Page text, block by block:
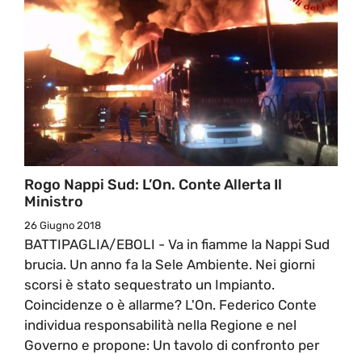
Rogo Nappi Sud: L’On. Conte Allerta Il
Ministro
26 Giugno 2018
BATTIPAGLIA/EBOLI - Va in fiamme la Nappi Sud
brucia. Un anno fa la Sele Ambiente. Nei giorni
scorsi è stato sequestrato un Impianto.
Coincidenze o è allarme? L'On. Federico Conte
individua responsabilità nella Regione e nel
Governo e propone: Un tavolo di confronto per